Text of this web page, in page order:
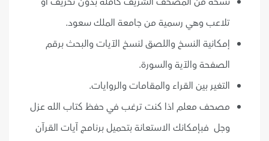
تلاعب وهي رسمية من جامعة الملك سعود.
إمكانية النسخ واللصق لنسخ الآيات والبحث برقم
الصفحة والآية والسورة.
التغير بين القراء والمقامات والروايات.
مصحف معلم اذا كنت ترغب في حفظ كتاب الله عزل
وجل فبإمكانك الاستعانة بتحميل برنامج آيات القرآن